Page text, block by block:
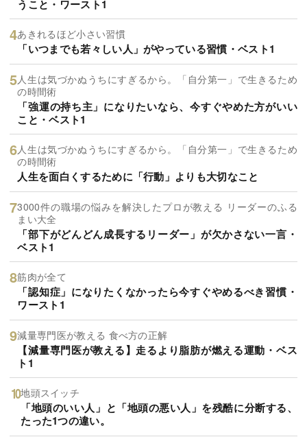
うこと・ワースト1
あきれるほど小さい習慣
「いつまでも若々しい人」がやっている習慣・ベスト1
人生は気づかぬうちにすぎるから。「自分第一」で生きるため
の時間術
「強運の持ち主」になりたいなら、今すぐやめた方がいい
こと・ベスト1
人生は気づかぬうちにすぎるから。「自分第一」で生きるため
の時間術
人生を面白くするために「行動」よりも大切なこと
3000件の職場の悩みを解決したプロが教える リーダーのふる
まい大全
「部下がどんどん成長するリーダー」が欠かさない一言・
ベスト1
筋肉が全て
「認知症」になりたくなかったら今すぐやめるべき習慣・
ワースト1
減量専門医が教える 食べ方の正解
【減量専門医が教える】走るより脂肪が燃える運動・ベス
ト1
地頭スイッチ
「地頭のいい人」と「地頭の悪い人」を残酷に分断する、
たった1つの違い。